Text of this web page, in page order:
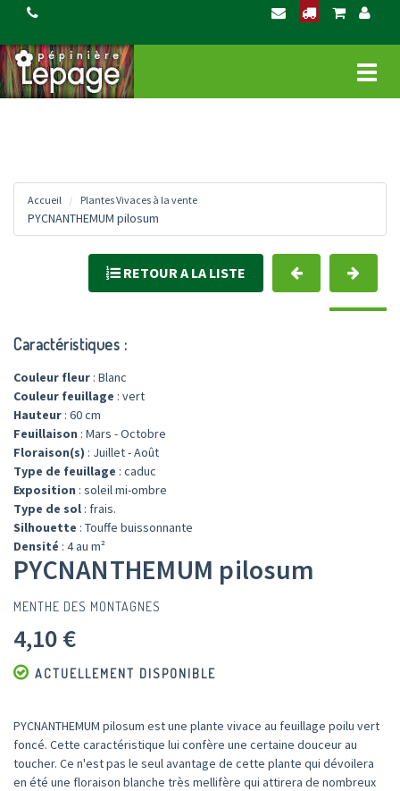
Ce site utilise Google Analytics. En continuant Ã naviguer, vous nous autorisez Ã
-->
Accueil Plantes Vivaces à la vente
PYCNANTHEMUM pilosum
RETOUR A LA LISTE
Caractéristiques :
Couleur fleur : Blanc
Couleur feuillage : vert
Hauteur : 60 cm
Feuillaison : Mars - Octobre
Floraison(s) : Juillet - Août
Type de feuillage : caduc
Exposition : soleil mi-ombre
Type de sol : frais.
Silhouette : Touffe buissonnante
Densité : 4 au m²
PYCNANTHEMUM pilosum
MENTHE DES MONTAGNES
4,10 €
ACTUELLEMENT DISPONIBLE
PYCNANTHEMUM pilosum est une plante vivace au feuillage poilu vert
foncé. Cette caractéristique lui confère une certaine douceur au
toucher. Ce n'est pas le seul avantage de cette plante qui dévoilera
en été une floraison blanche très mellifère qui attirera de nombreux